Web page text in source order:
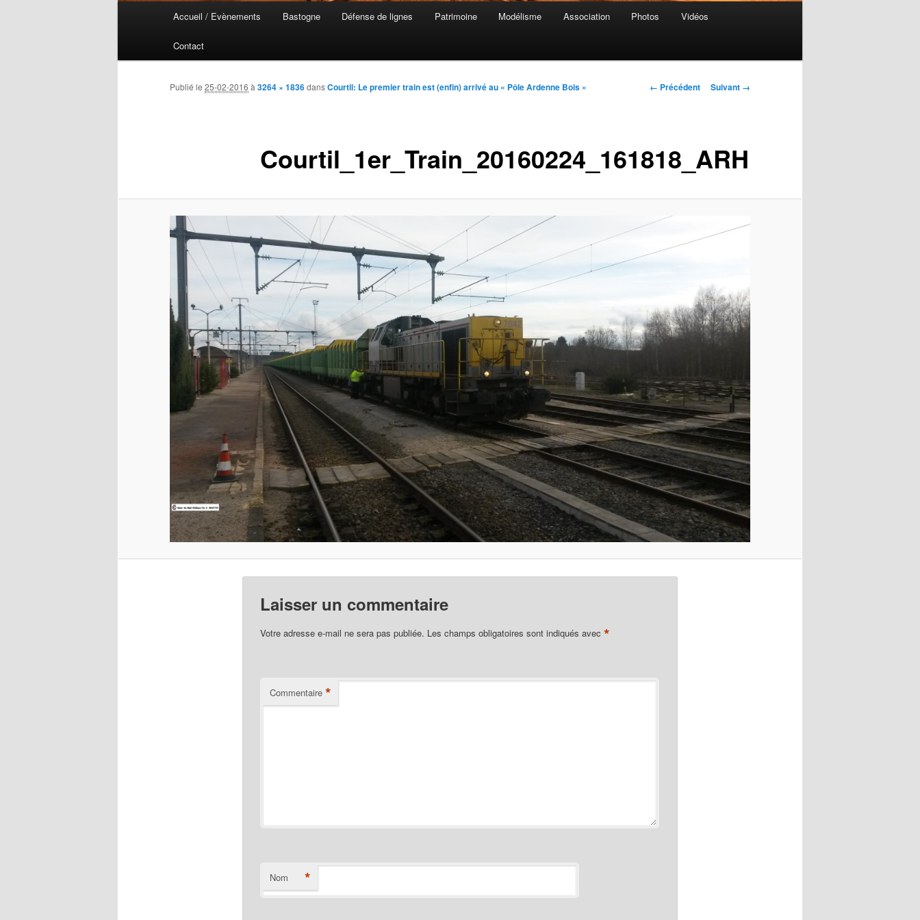
Aller
au
contenu
Aller
au
contenu
Accueil / Evènements Bastogne Défense de lignes Patrimoine Modélisme Association Photos Vidéos
Contact
Navigation
← Précédent Suivant →
Courtil_1er_Train_20160224_161818_ARH
Publié le 25-02-2016 à 3264 × 1836dansCourtil: Le premier train est (enfin) arrivé au « Pôle Ardenne Bois »
Laisser un commentaire
Votre adresse e-mail ne sera pas publiée. Les champs obligatoires sont indiqués avec *
Commentaire *
Nom *